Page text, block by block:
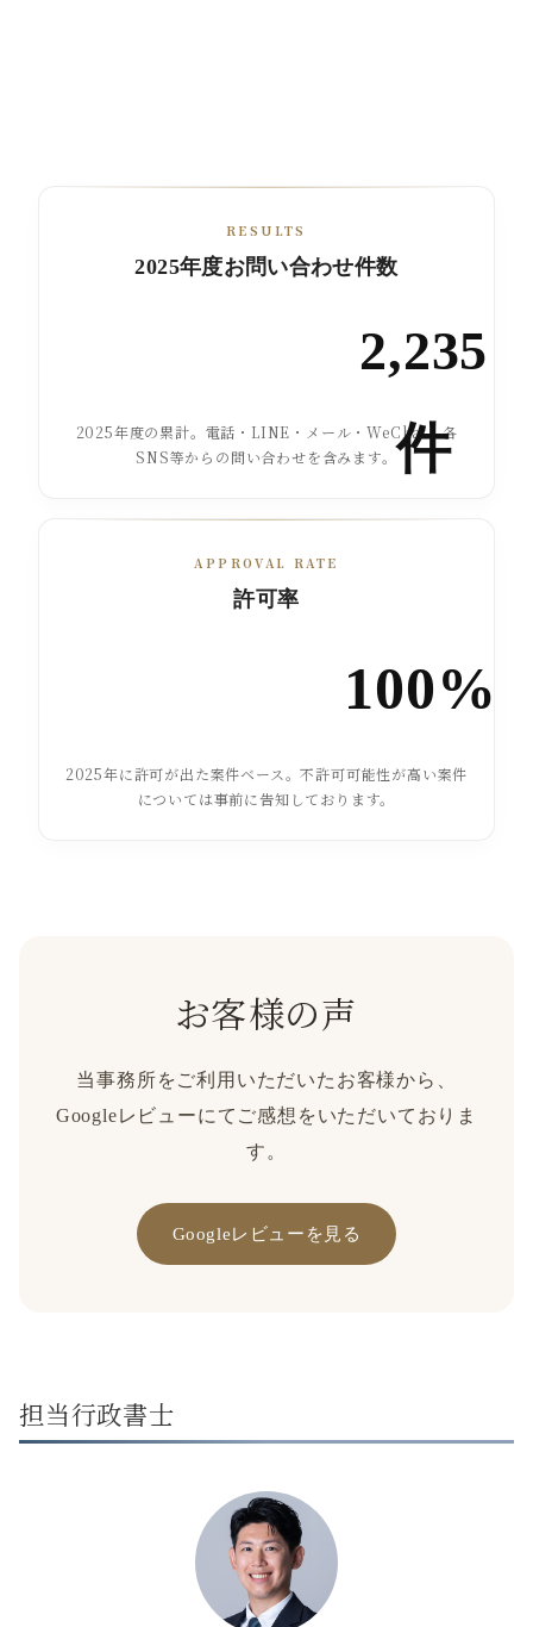
RESULTS
2025年度お問い合わせ件数
2,235
件
2025年度の累計。電話・LINE・メール・WeChat・各
SNS等からの問い合わせを含みます。
APPROVAL RATE
許可率
100%
2025年に許可が出た案件ベース。不許可可能性が高い案件
については事前に告知しております。
お客様の声
当事務所をご利用いただいたお客様から、
Googleレビューにてご感想をいただいておりま
す。
Googleレビューを見る
担当行政書士